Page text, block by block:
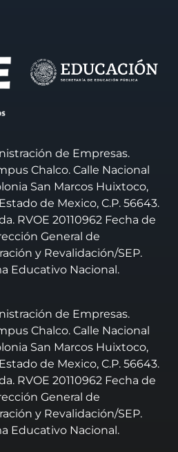
de Empresas.
Chalco. Calle Nacional
San Marcos Huixtoco,
de Mexico, C.P. 56643.
RVOE 20110962 Fecha de
General de
y Revalidación/SEP.
Educativo Nacional.
de Empresas.
Chalco. Calle Nacional
San Marcos Huixtoco,
de Mexico, C.P. 56643.
RVOE 20110962 Fecha de
General de
y Revalidación/SEP.
Educativo Nacional.